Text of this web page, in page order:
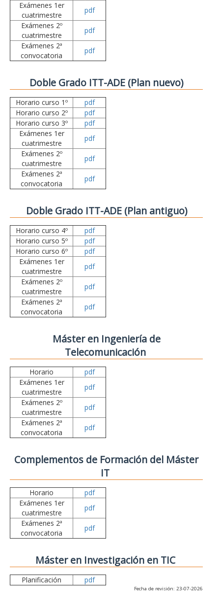
Exámenes 1er
cuatrimestre
pdf
Exámenes 2º
cuatrimestre
pdf
Exámenes 2ª
convocatoria
pdf
Doble Grado ITT-ADE (Plan nuevo)
Horario curso 1º
pdf
Horario curso 2º
pdf
Horario curso 3º
pdf
Exámenes 1er
cuatrimestre
pdf
Exámenes 2º
cuatrimestre
pdf
Exámenes 2ª
convocatoria
pdf
Doble Grado ITT-ADE (Plan antiguo)
Horario curso 4º
pdf
Horario curso 5º
pdf
Horario curso 6º
pdf
Exámenes 1er
cuatrimestre
pdf
Exámenes 2º
cuatrimestre
pdf
Exámenes 2ª
convocatoria
pdf
Máster en Ingeniería de
Telecomunicación
Horario
pdf
Exámenes 1er
cuatrimestre
pdf
Exámenes 2º
cuatrimestre
pdf
Exámenes 2ª
convocatoria
pdf
Complementos de Formación del Máster
IT
Horario
pdf
Exámenes 1er
cuatrimestre
pdf
Exámenes 2ª
convocatoria
pdf
Máster en Investigación en TIC
Planificación pdf
Fecha de revisión: 23-07-2026